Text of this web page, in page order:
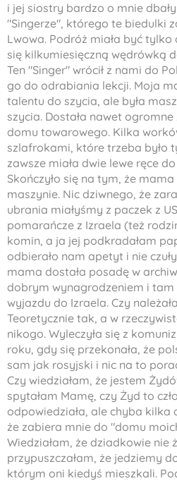
i jej siostry bardzo o mnie
"Singerze", którego te biedulki
Lwowa. Podróż miała być tylko
się kilkumiesięczną wędrówką
Ten "Singer" wrócił z nami do
go do odrabiania lekcji. Moja
talentu do szycia, ale była
szycia. Dostała nawet
domu towarowego. Kilka
szlafrokami, które trzeba było
zawsze miała dwie lewe ręce
Skończyło się na tym, że mama
maszynie. Nic dziwnego, że
ubrania miałyśmy z paczek z
pomarańcze z Izraela (też
komin, a ja jej podkradałam
odbierało nam apetyt i nie
mama dostała posadę w
dobrym wynagrodzeniem i tam
wyjazdu do Izraela. Czy
Teoretycznie tak, a w
nikogo. Wyleczyła się z
roku, gdy się przekonała, że
sam jak rosyjski i nic na to
Czy wiedziałam, że jestem
spytałam Mamę, czy Żyd to
odpowiedziała, ale chyba kilka
że zabiera mnie do "domu
Wiedziałam, że dziadkowie nie
przypuszczałam, że jedziemy
którym oni kiedyś mieszkali.